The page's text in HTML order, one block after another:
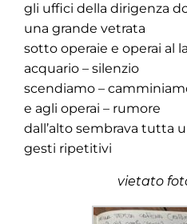
gli uffici della dirigenza
una grande vetrata
sotto operaie e operai al
acquario – silenzio
scendiamo –
e agli operai – rumore
dall’alto sembrava tutta
gesti ripetitivi
vietato